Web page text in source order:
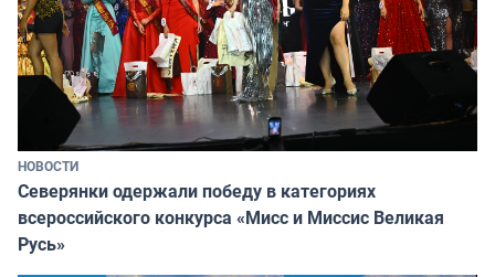
НОВОСТИ
Северянки одержали победу в категориях
всероссийского конкурса «Мисс и Миссис Великая
Русь»